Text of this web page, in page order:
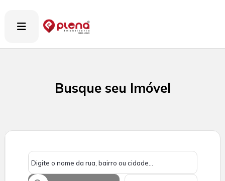

Busque seu Imóvel